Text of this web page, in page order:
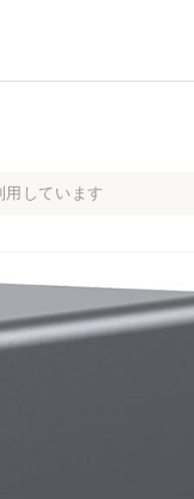
しています